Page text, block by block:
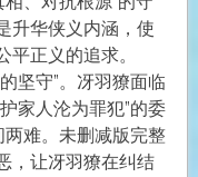
升华侠义内涵，使
正义的追求。
坚守”。冴羽獠面临
家人沦为罪犯”的委
两难。未删减版完整
，让冴羽獠在纠结